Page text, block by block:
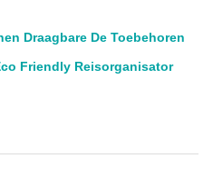
Draagbare De Toebehoren
Friendly Reisorganisator